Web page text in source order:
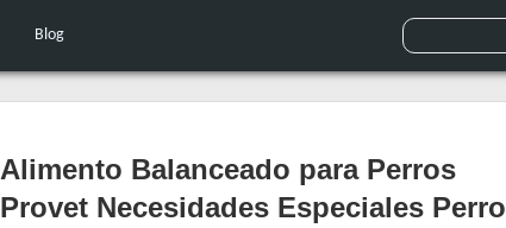
Blog
Alimento Balanceado para Perros
Provet Necesidades Especiales Perro